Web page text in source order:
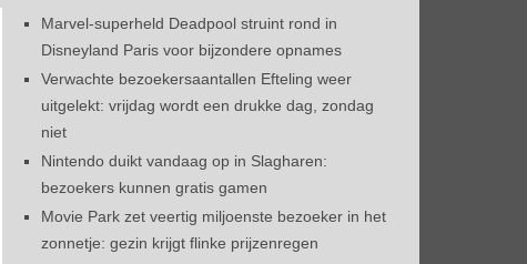
Marvel-superheld Deadpool struint rond in
Disneyland Paris voor bijzondere opnames
Verwachte bezoekersaantallen Efteling weer
uitgelekt: vrijdag wordt een drukke dag, zondag
niet
Nintendo duikt vandaag op in Slagharen:
bezoekers kunnen gratis gamen
Movie Park zet veertig miljoenste bezoeker in het
zonnetje: gezin krijgt flinke prijzenregen